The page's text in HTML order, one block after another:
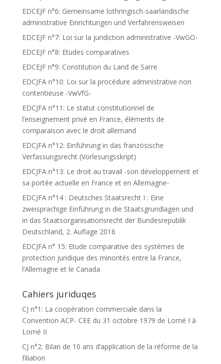
EDCEJF n°6: Gemeinsame lothringisch-saarländische
administrative Einrichtungen und Verfahrensweisen
EDCEJF n°7: Loi sur la juridiction administrative -VwGO-
EDCEJF n°8: Etudes comparatives
EDCEJF n°9: Constitution du Land de Sarre
EDCJFA n°10: Loi sur la procédure administrative non
contentieuse -VwVfG-
EDCJFA n°11: Le statut constitutionnel de
l’enseignement privé en France, éléments de
comparaison avec le droit allemand
EDCJFA n°12: Einführung in das französische
Verfassungsrecht (Vorlesungsskript)
EDCJFA n°13: Le droit au travail -son développement et
sa portée actuelle en France et en Allemagne-
EDCJFA n°14 : Deutsches Staatsrecht I : Eine
zweisprachige Einführung in die Staatsgrundlagen und
in das Staatsorganisationsrecht der Bundesrepublik
Deutschland, 2. Auflage 2016
EDCJFA n° 15: Etude comparative des systèmes de
protection juridique des minorités entre la France,
l’Allemagne et le Canada
Cahiers juriduqes
CJ n°1: La coopération commerciale dans la
Convention ACP- CEE du 31 octobre 1979 de Lomé I à
Lomé II
CJ n°2: Bilan de 10 ans d’application de la réforme de la
filiation